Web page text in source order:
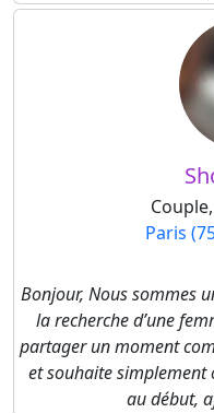
Paris
Bonjour, Nous sommes
la recherche d’une
partager un moment
et souhaite simplement
au début,